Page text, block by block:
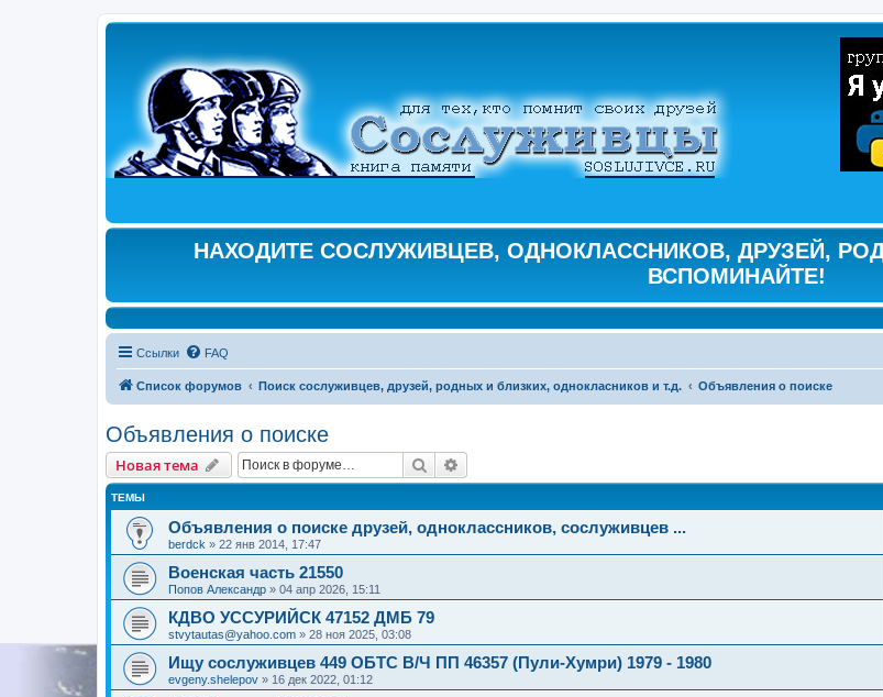
НАХОДИТЕ СОСЛУЖИВЦЕВ, ОДНОКЛАССНИКОВ, ДРУЗЕЙ,
ВСПОМИНАЙТЕ!
Ссылки FAQ
Список форумов Поиск сослуживцев, друзей, родных и близких, однокласников и т.д. Объявления о поиске
Объявления о поиске
Новая тема Поиск
ТЕМЫ
Объявления о поиске друзей, одноклассников, сослуживцев ...
berdck » 22 янв 2014, 17:47
Военская часть 21550
Попов Александр » 04 апр 2026, 15:11
КДВО УССУРИЙСК 47152 ДМБ 79
stvytautas@yahoo.com » 28 ноя 2025, 03:08
Ищу сослуживцев 449 ОБТС В/Ч ПП 46357 (Пули-Хумри) 1979 - 1980
evgeny.shelepov » 16 дек 2022, 01:12